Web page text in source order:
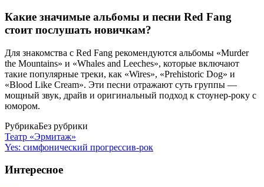
Какие значимые альбомы и песни Red Fang
стоит послушать новичкам?
Для знакомства с Red Fang рекомендуются альбомы «Murder
the Mountains» и «Whales and Leeches», которые включают
такие популярные треки, как «Wires», «Prehistoric Dog» и
«Blood Like Cream». Эти песни отражают суть группы —
мощный звук, драйв и оригинальный подход к стоунер-року с
юмором.
РубрикаБез рубрики
Театр «Эрмитаж»
Yes: симфонический прогрессив-рок
Интересное